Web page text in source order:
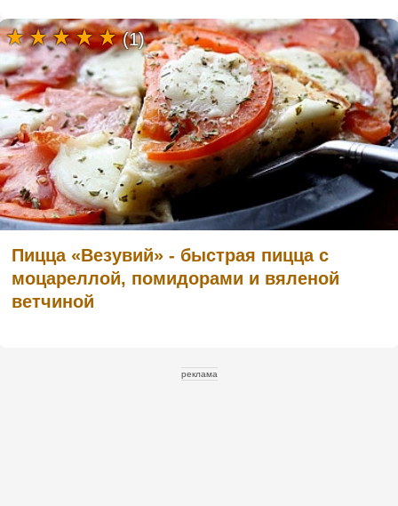
Пицца «Везувий» - быстрая пицца с
моцареллой, помидорами и вяленой
ветчиной
(1)
реклама